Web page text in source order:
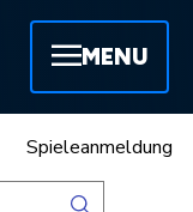
MENU
Spieleanmeldung